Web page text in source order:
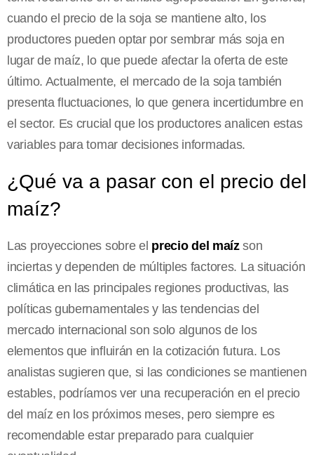
cuando el precio de la soja se mantiene alto, los
productores pueden optar por sembrar más soja en
lugar de maíz, lo que puede afectar la oferta de este
último. Actualmente, el mercado de la soja también
presenta fluctuaciones, lo que genera incertidumbre en
el sector. Es crucial que los productores analicen estas
variables para tomar decisiones informadas.
¿Qué va a pasar con el precio del
maíz?
Las proyecciones sobre el precio del maízson
inciertas y dependen de múltiples factores. La situación
climática en las principales regiones productivas, las
políticas gubernamentales y las tendencias del
mercado internacional son solo algunos de los
elementos que influirán en la cotización futura. Los
analistas sugieren que, si las condiciones se mantienen
estables, podríamos ver una recuperación en el precio
del maíz en los próximos meses, pero siempre es
recomendable estar preparado para cualquier